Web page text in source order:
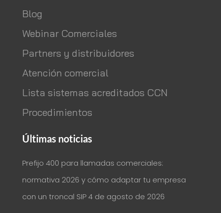
Blog
Webinar Comerciales
Partners y distribuidores
Atención comercial
Lista sistemas acreditados CCN
Procedimientos
Últimas noticias
Prefijo 400 para llamadas comerciales:
normativa 2026 y cómo adaptar tu empresa
con un troncal SIP 4 de agosto de 2026